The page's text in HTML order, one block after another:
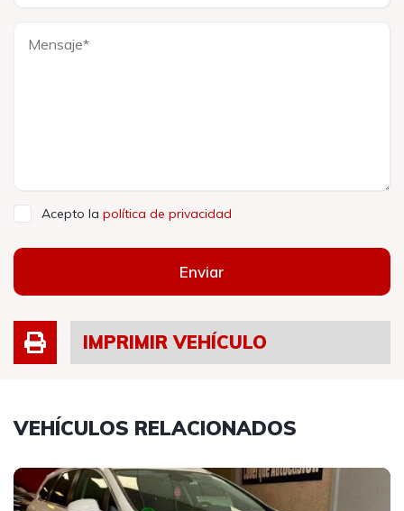
Acepto la política de privacidad
Enviar
IMPRIMIR VEHÍCULO
VEHÍCULOS RELACIONADOS